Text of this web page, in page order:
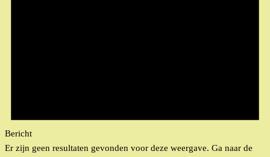
Bericht
Er zijn geen resultaten gevonden voor deze weergave. Ga naar de